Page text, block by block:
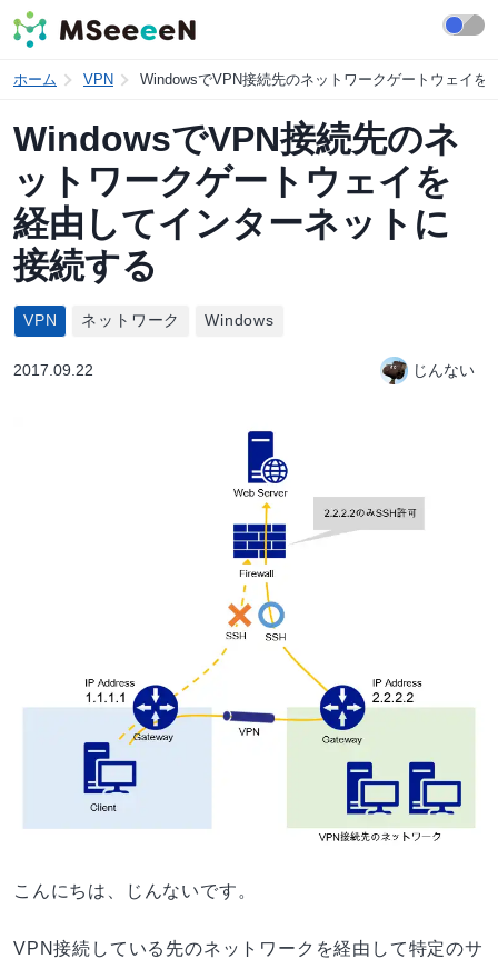
ホーム VPN WindowsでVPN接続先のネットワークゲートウェイを
WindowsでVPN接続先のネ
ットワークゲートウェイを
経由してインターネットに
接続する
VPN ネットワーク Windows
2017.09.22 じんない
こんにちは、じんないです。
VPN接続している先のネットワークを経由して特定のサ